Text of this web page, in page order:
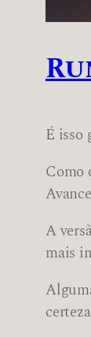
É isso
Como
A
mais